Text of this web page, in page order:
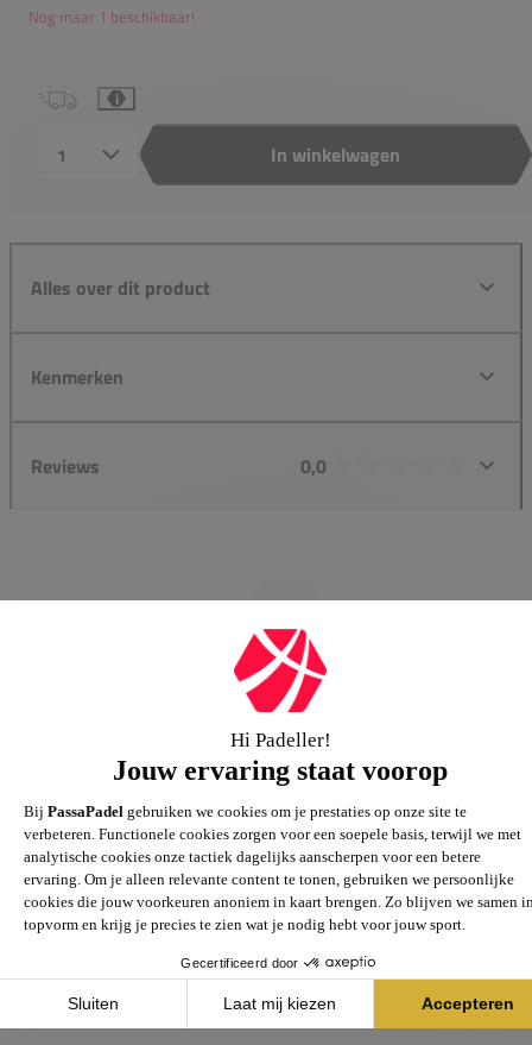
Nog maar 1 beschikbaar!
i
In winkelwagen
Alles over dit product
Kenmerken
Reviews 0,0
Groot assortiment
Gigantisch assortiment met meer dan 21.000+
artikelen
Passie voor de sport